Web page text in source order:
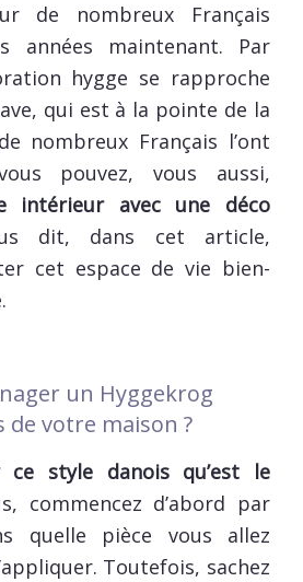
de nombreux Français
années maintenant. Par
hygge se rapproche
qui est à la pointe de la
nombreux Français l’ont
pouvez, vous aussi,
intérieur avec une déco
dit, dans cet article,
cet espace de vie bien-
un Hyggekrog
de votre maison ?
ce style danois qu’est le
commencez d’abord par
quelle pièce vous allez
Toutefois, sachez